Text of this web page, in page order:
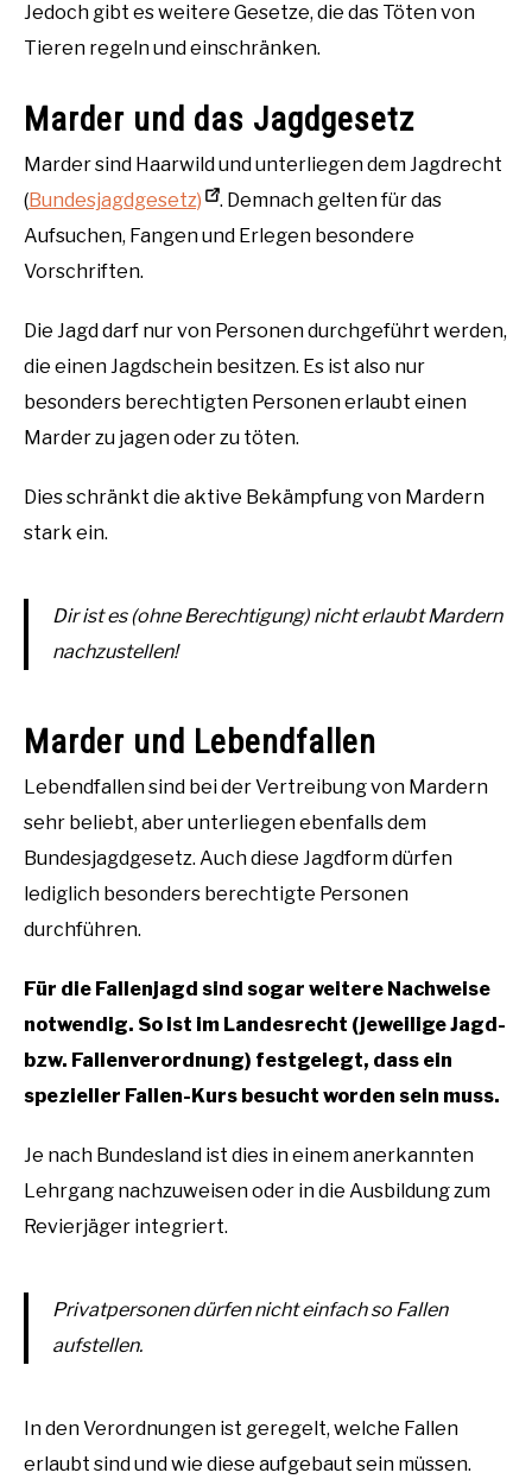
Jedoch gibt es weitere Gesetze, die das Töten von
Tieren regeln und einschränken.
Marder und das Jagdgesetz
Marder sind Haarwild und unterliegen dem Jagdrecht
(Bundesjagdgesetz)
. Demnach gelten für das
Aufsuchen, Fangen und Erlegen besondere
Vorschriften.
Die Jagd darf nur von Personen durchgeführt werden,
die einen Jagdschein besitzen. Es ist also nur
besonders berechtigten Personen erlaubt einen
Marder zu jagen oder zu töten.
Dies schränkt die aktive Bekämpfung von Mardern
stark ein.
Dir ist es (ohne Berechtigung) nicht erlaubt Mardern
nachzustellen!
Marder und Lebendfallen
Lebendfallen sind bei der Vertreibung von Mardern
sehr beliebt, aber unterliegen ebenfalls dem
Bundesjagdgesetz. Auch diese Jagdform dürfen
lediglich besonders berechtigte Personen
durchführen.
Für die Fallenjagd sind sogar weitere Nachweise
notwendig. So ist im Landesrecht (jeweilige Jagd-
bzw. Fallenverordnung) festgelegt, dass ein
spezieller Fallen-Kurs besucht worden sein muss.
Je nach Bundesland ist dies in einem anerkannten
Lehrgang nachzuweisen oder in die Ausbildung zum
Revierjäger integriert.
Privatpersonen dürfen nicht einfach so Fallen
aufstellen.
In den Verordnungen ist geregelt, welche Fallen
erlaubt sind und wie diese aufgebaut sein müssen.